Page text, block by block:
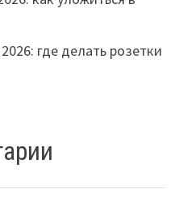
где делать розетки